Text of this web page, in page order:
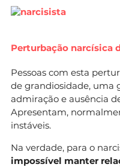
Perturbação narcísica
Pessoas com esta
de grandiosidade, uma
admiração e ausência
Apresentam,
instáveis.
Na verdade, para o
impossível manter